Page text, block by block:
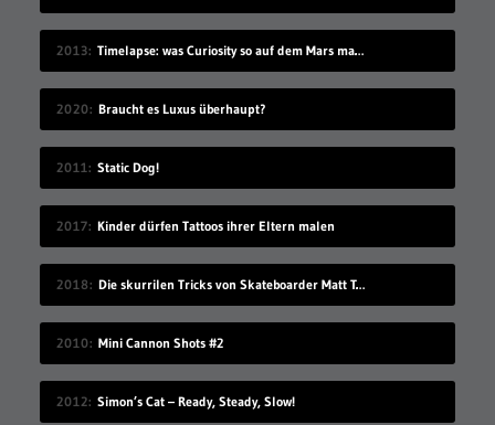
2013 Timelapse: was Curiosity so auf dem Mars macht
2020 Braucht es Luxus überhaupt?
2011 Static Dog!
2017 Kinder dürfen Tattoos ihrer Eltern malen
2018 Die skurrilen Tricks von Skateboarder Matt Tomasello
2010 Mini Cannon Shots #2
2012 Simon’s Cat – Ready, Steady, Slow!